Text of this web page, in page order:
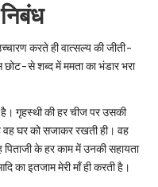
करते ही वात्सल्य की जीती-
छोट-से शब्द में ममता का भंडार भरा
गृहस्थी की हर चीज पर उसकी
घर को सजाकर रखती ही। वह
के हर काम में उनकी सहायता
का इतजाम मेरी माँ ही करती है।